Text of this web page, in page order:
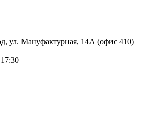
ул. Мануфактурная, 14А (офис 410)